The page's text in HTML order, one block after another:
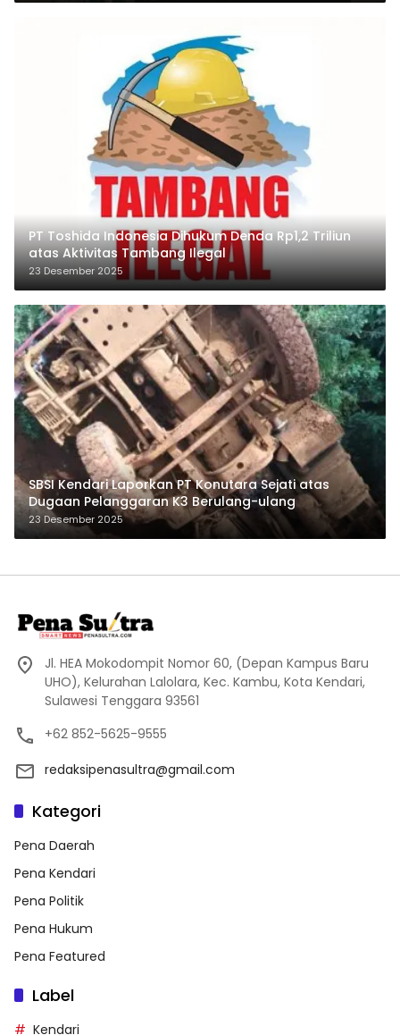
PT Toshida Indonesia Dihukum Denda Rp1,2 Triliun
atas Aktivitas Tambang Ilegal
23 Desember 2025
SBSI Kendari Laporkan PT Konutara Sejati atas
Dugaan Pelanggaran K3 Berulang-ulang
23 Desember 2025
Jl. HEA Mokodompit Nomor 60, (Depan Kampus Baru
UHO), Kelurahan Lalolara, Kec. Kambu, Kota Kendari,
Sulawesi Tenggara 93561
+62 852-5625-9555
redaksipenasultra@gmail.com
Kategori
Pena Daerah
Pena Kendari
Pena Politik
Pena Hukum
Pena Featured
Label
Kendari